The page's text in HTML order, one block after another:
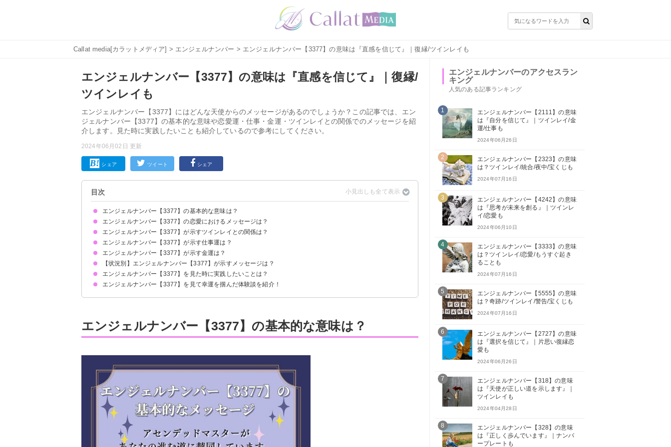
Callat media[カラットメディア] > エンジェルナンバー > エンジェルナンバー【3377】の意味は『直感を信じて』｜復縁/ツインレイも
エンジェルナンバー【3377】の意味は『直感を信じて』｜復縁/
ツインレイも
エンジェルナンバー【3377】にはどんな天使からのメッセージがあるのでしょうか？この記事では、エン
ジェルナンバー【3377】の基本的な意味や恋愛運・仕事・金運・ツインレイとの関係でのメッセージを紹
介します。見た時に実践したいことも紹介しているので参考にしてください。
2024年06月02日 更新
シェア ツイート シェア
目次
エンジェルナンバー【3377】の基本的な意味は？
自分の直感を信じましょう
エンジェルナンバー【3377】の恋愛におけるメッセージは？
片思いしている時
復縁したい時
恋人との関係について
エンジェルナンバー【3377】が示すツインレイとの関係は？
アセンデッドマスターが2人を導きます
サイレント期間の場合
エンジェルナンバー【3377】が示す仕事運は？
エンジェルナンバー【3377】が示す金運は？
【状況別】エンジェルナンバー【3377】が示すメッセージは？
何度も【3377】を見る場合
車のナンバープレートで【3377】を見る場合
エンジェルナンバー【3377】を見た時に実践したいことは？
瞑想や月光浴をして直感力を高める
思い立ったらすぐに行動する
アファメーションを行う
エンジェルナンバー【3377】を見て幸運を掴んだ体験談を紹介！
エンジェルナンバー【3377】の基本的な意味は？
エンジェルナンバーのアクセスラン
キング
人気のある記事ランキング
1
エンジェルナンバー【2111】の意味
は『自分を信じて』｜ツインレイ/金
運/仕事も
2024年06月26日
2
エンジェルナンバー【2323】の意味
は？ツインレイ/統合/夜中/宝くじも
2024年07月16日
3
エンジェルナンバー【4242】の意味
は『思考が未来を創る』｜ツインレ
イ/恋愛も
2024年06月10日
4
エンジェルナンバー【3333】の意味
は？ツインレイ/恋愛/もうすぐ起き
ることも
2024年07月16日
5
エンジェルナンバー【5555】の意味
は？奇跡/ツインレイ/警告/宝くじも
2024年07月16日
6
エンジェルナンバー【2727】の意味
は『選択を信じて』｜片思い復縁恋
愛も
2024年06月26日
7
エンジェルナンバー【318】の意味
は『天使が正しい道を示します』｜
ツインレイも
2024年04月28日
8
エンジェルナンバー【328】の意味
は『正しく歩んでいます』｜ナンバ
ープレートも